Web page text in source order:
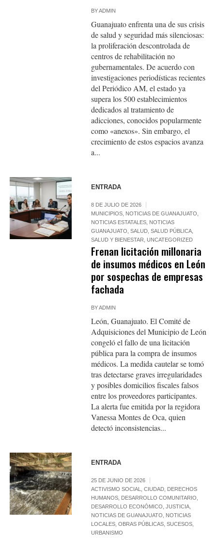
BYADMIN
Guanajuato enfrenta una de sus crisis
de salud y seguridad más silenciosas:
la proliferación descontrolada de
centros de rehabilitación no
gubernamentales. De acuerdo con
investigaciones periodísticas recientes
del Periódico AM, el estado ya
supera los 500 establecimientos
dedicados al tratamiento de
adicciones, conocidos popularmente
como «anexos». Sin embargo, el
crecimiento de estos espacios avanza
a...
ENTRADA
8 DE JULIO DE 2026
MUNICIPIOS NOTICIAS DE GUANAJUATO
NOTICIAS ESTATALES NOTICIAS
GUANAJUATO ,SALUD ,SALUD PÚBLICA
SALUD Y BIENESTAR ,UNCATEGORIZED
Frenan licitación millonaria
de insumos médicos en León
por sospechas de empresas
fachada
BYADMIN
León, Guanajuato. El Comité de
Adquisiciones del Municipio de León
congeló el fallo de una licitación
pública para la compra de insumos
médicos. La medida cautelar se tomó
tras detectarse graves irregularidades
y posibles domicilios fiscales falsos
entre los proveedores participantes.
La alerta fue emitida por la regidora
Vanessa Montes de Oca, quien
detectó inconsistencias...
ENTRADA
25 DE JUNIO DE 2026
ACTIVISMO SOCIAL
,CIUDAD DERECHOS
HUMANOS DESARROLLO COMUNITARIO
DESARROLLO ECONÓMICO ,JUSTICIA
NOTICIAS DE GUANAJUATO
NOTICIAS
LOCALES ,OBRAS PÚBLICAS ,SUCESOS
URBANISMO